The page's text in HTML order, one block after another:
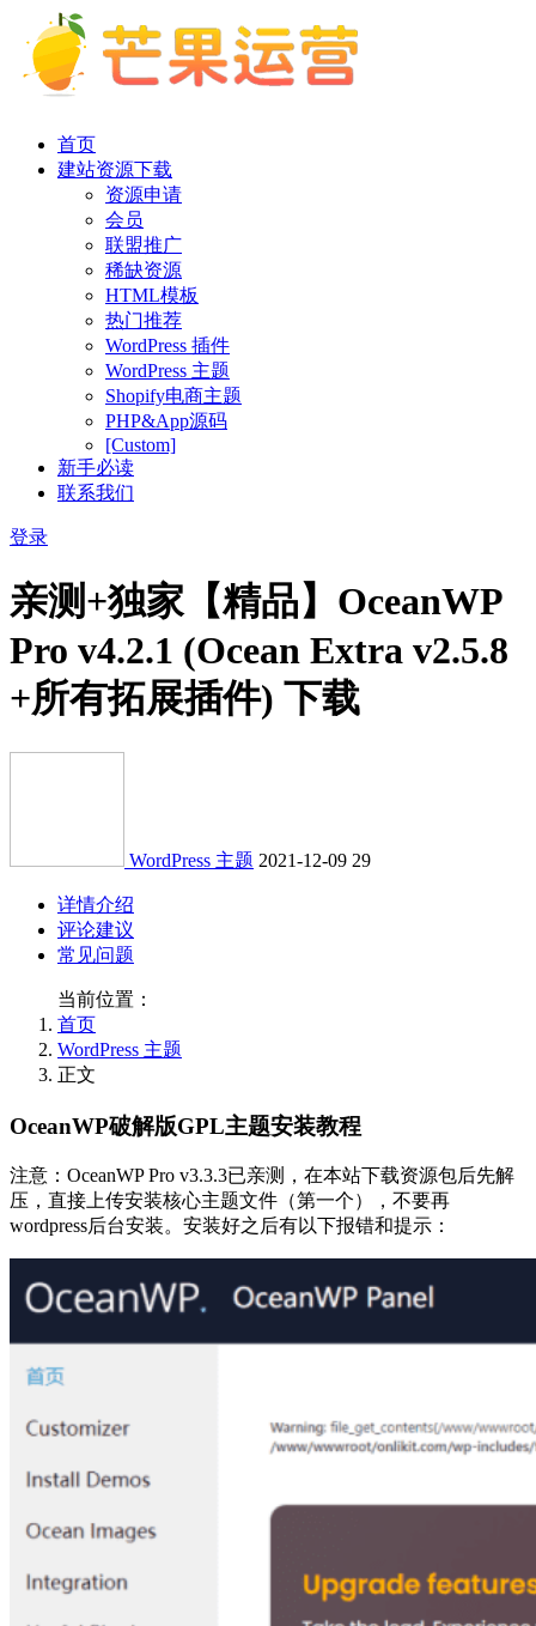
首页
建站资源下载
资源申请
会员
联盟推广
稀缺资源
HTML模板
热门推荐
WordPress 插件
WordPress 主题
Shopify电商主题
PHP&App源码
[Custom]
新手必读
联系我们
登录
亲测+独家【精品】OceanWP
Pro v4.2.1 (Ocean Extra v2.5.8
+所有拓展插件) 下载
WordPress 主题 2021-12-09 29
详情介绍
评论建议
常见问题
当前位置：
首页
WordPress 主题
正文
OceanWP破解版GPL主题安装教程
注意：OceanWP Pro v3.3.3已亲测，在本站下载资源包后先解
压，直接上传安装核心主题文件（第一个），不要再
wordpress后台安装。安装好之后有以下报错和提示：